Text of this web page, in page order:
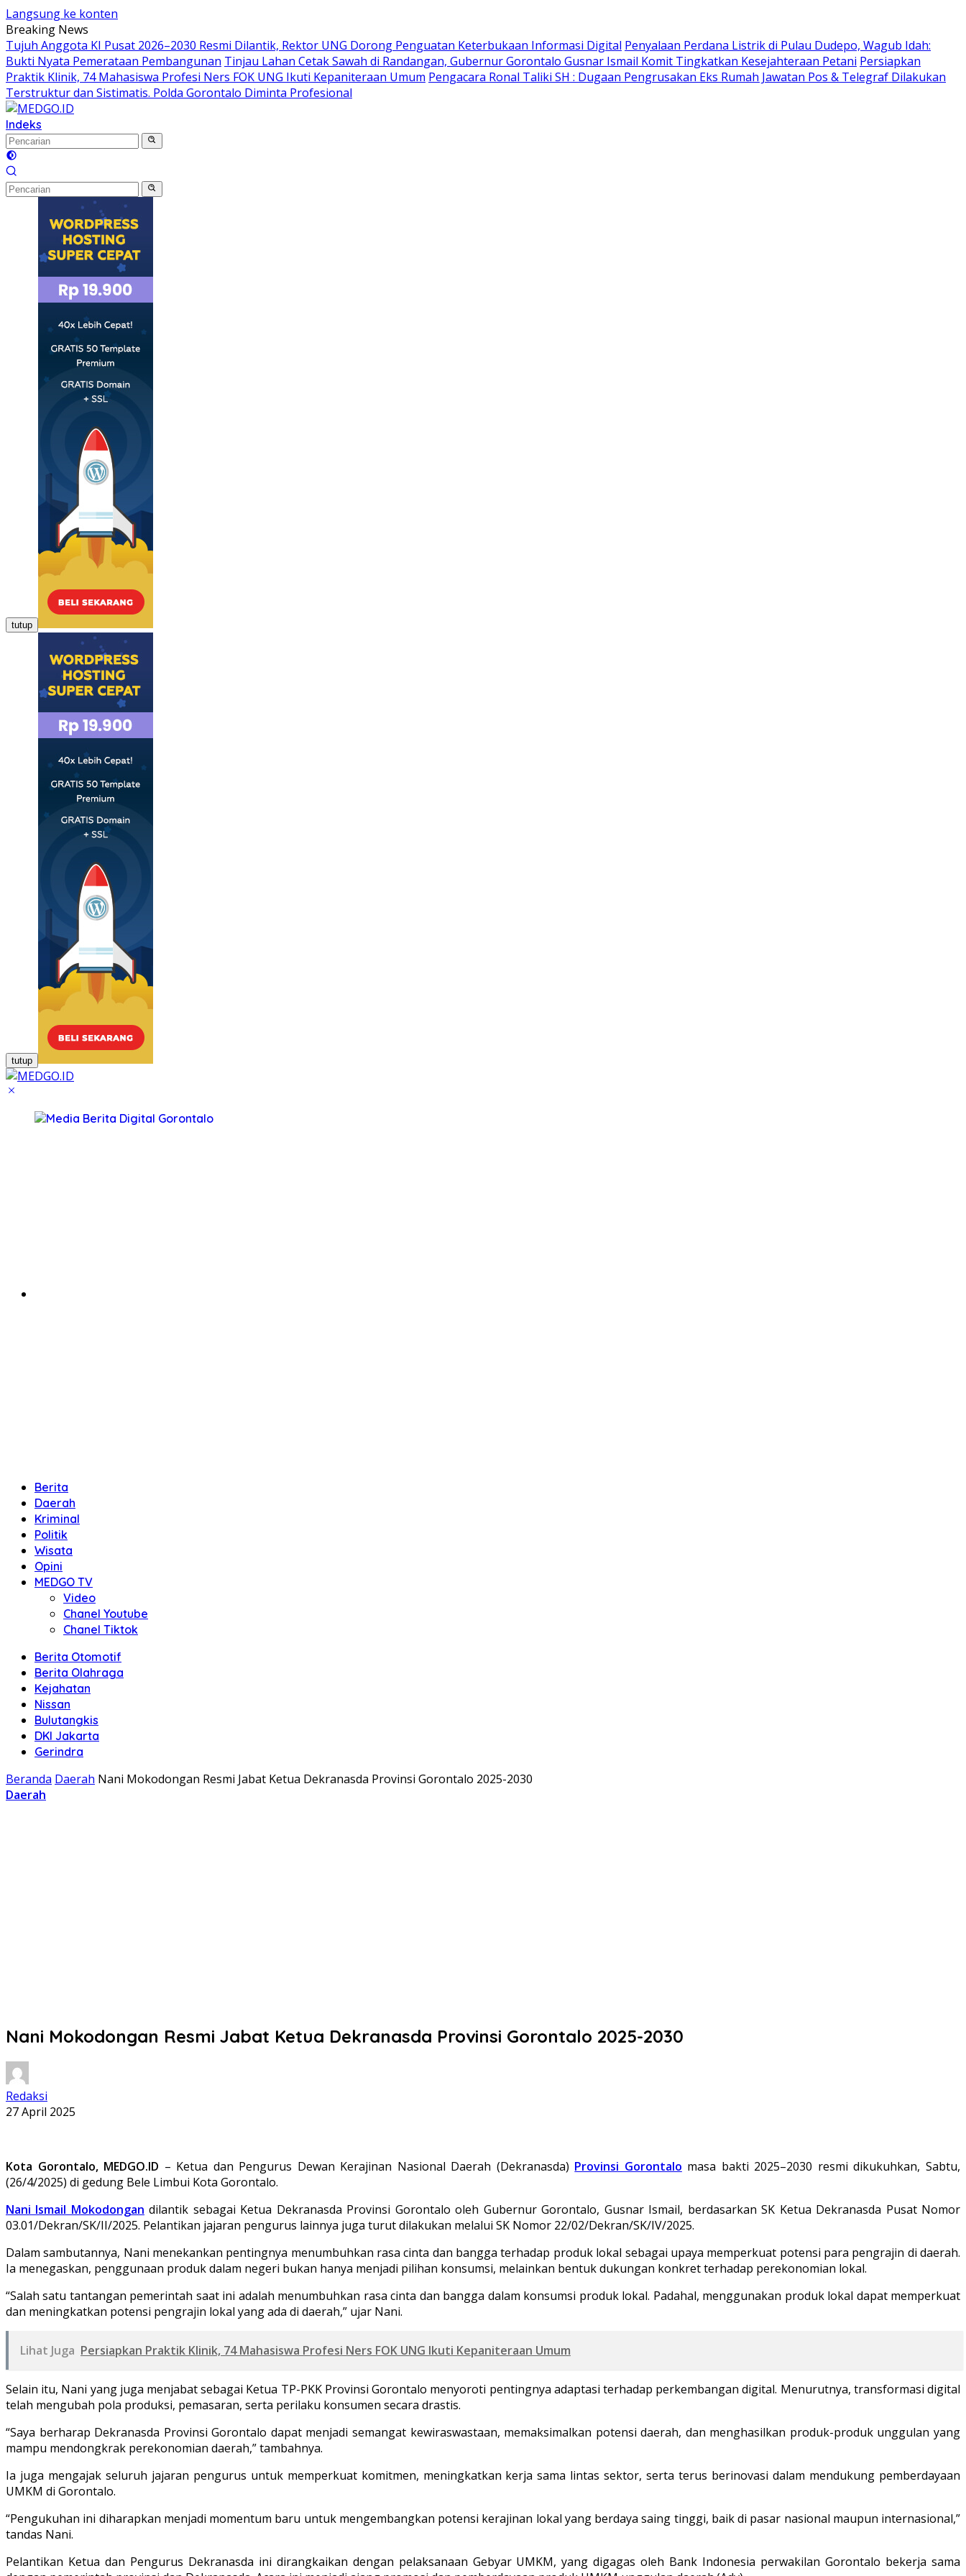
Langsung ke konten
Breaking News
Tujuh Anggota KI Pusat 2026–2030 Resmi Dilantik, Rektor UNG Dorong Penguatan Keterbukaan Informasi Digital Penyalaan Perdana Listrik di Pulau Dudepo, Wagub Idah:
Bukti Nyata Pemerataan Pembangunan Tinjau Lahan Cetak Sawah di Randangan, Gubernur Gorontalo Gusnar Ismail Komit Tingkatkan Kesejahteraan Petani Persiapkan
Praktik Klinik, 74 Mahasiswa Profesi Ners FOK UNG Ikuti Kepaniteraan Umum Pengacara Ronal Taliki SH : Dugaan Pengrusakan Eks Rumah Jawatan Pos & Telegraf Dilakukan
Terstruktur dan Sistimatis. Polda Gorontalo Diminta Profesional
Indeks
tutup
tutup
Berita
Daerah
Kriminal
Politik
Wisata
Opini
MEDGO TV
Video
Chanel Youtube
Chanel Tiktok
Berita Otomotif
Berita Olahraga
Kejahatan
Nissan
Bulutangkis
DKI Jakarta
Gerindra
Beranda Daerah Nani Mokodongan Resmi Jabat Ketua Dekranasda Provinsi Gorontalo 2025-2030
Daerah
Nani Mokodongan Resmi Jabat Ketua Dekranasda Provinsi Gorontalo 2025-2030
Redaksi
27 April 2025
Kota Gorontalo, MEDGO.ID – Ketua dan Pengurus Dewan Kerajinan Nasional Daerah (Dekranasda) Provinsi Gorontalo masa bakti 2025–2030 resmi dikukuhkan, Sabtu,
(26/4/2025) di gedung Bele Limbui Kota Gorontalo.
Nani Ismail Mokodongan dilantik sebagai Ketua Dekranasda Provinsi Gorontalo oleh Gubernur Gorontalo, Gusnar Ismail, berdasarkan SK Ketua Dekranasda Pusat Nomor
03.01/Dekran/SK/II/2025. Pelantikan jajaran pengurus lainnya juga turut dilakukan melalui SK Nomor 22/02/Dekran/SK/IV/2025.
Dalam sambutannya, Nani menekankan pentingnya menumbuhkan rasa cinta dan bangga terhadap produk lokal sebagai upaya memperkuat potensi para pengrajin di daerah.
Ia menegaskan, penggunaan produk dalam negeri bukan hanya menjadi pilihan konsumsi, melainkan bentuk dukungan konkret terhadap perekonomian lokal.
“Salah satu tantangan pemerintah saat ini adalah menumbuhkan rasa cinta dan bangga dalam konsumsi produk lokal. Padahal, menggunakan produk lokal dapat memperkuat
dan meningkatkan potensi pengrajin lokal yang ada di daerah,” ujar Nani.
Lihat Juga Persiapkan Praktik Klinik, 74 Mahasiswa Profesi Ners FOK UNG Ikuti Kepaniteraan Umum
Selain itu, Nani yang juga menjabat sebagai Ketua TP-PKK Provinsi Gorontalo menyoroti pentingnya adaptasi terhadap perkembangan digital. Menurutnya, transformasi digital
telah mengubah pola produksi, pemasaran, serta perilaku konsumen secara drastis.
“Saya berharap Dekranasda Provinsi Gorontalo dapat menjadi semangat kewiraswastaan, memaksimalkan potensi daerah, dan menghasilkan produk-produk unggulan yang
mampu mendongkrak perekonomian daerah,” tambahnya.
Ia juga mengajak seluruh jajaran pengurus untuk memperkuat komitmen, meningkatkan kerja sama lintas sektor, serta terus berinovasi dalam mendukung pemberdayaan
UMKM di Gorontalo.
“Pengukuhan ini diharapkan menjadi momentum baru untuk mengembangkan potensi kerajinan lokal yang berdaya saing tinggi, baik di pasar nasional maupun internasional,”
tandas Nani.
Pelantikan Ketua dan Pengurus Dekranasda ini dirangkaikan dengan pelaksanaan Gebyar UMKM, yang digagas oleh Bank Indonesia perwakilan Gorontalo bekerja sama